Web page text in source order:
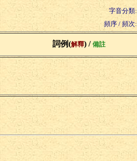
字音分類:
頻序 / 頻次:
詞例(解釋) / 備註